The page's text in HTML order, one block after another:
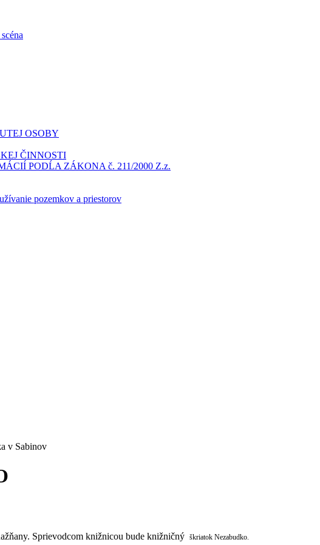
OSOBY
ČINNOSTI
PODĹA ZÁKONA č. 211/2000 Z.z.
pozemkov a priestorov
Sprievodcom knižnicou bude knižničný škriatok Nezabudko.